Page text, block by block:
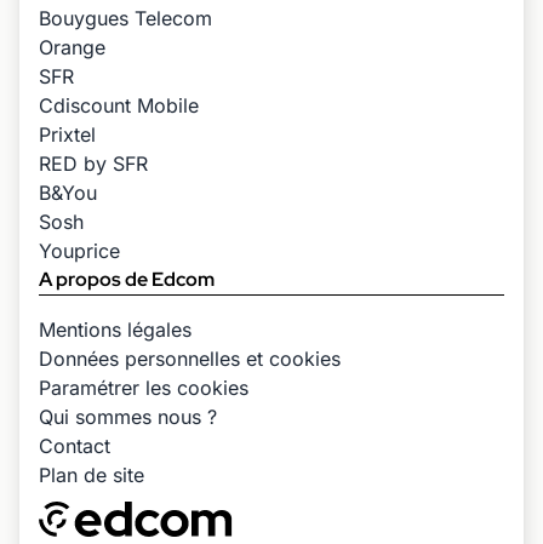
Bouygues Telecom
Orange
SFR
Cdiscount Mobile
Prixtel
RED by SFR
B&You
Sosh
Youprice
A propos de Edcom
Mentions légales
Données personnelles et cookies
Paramétrer les cookies
Qui sommes nous ?
Contact
Plan de site